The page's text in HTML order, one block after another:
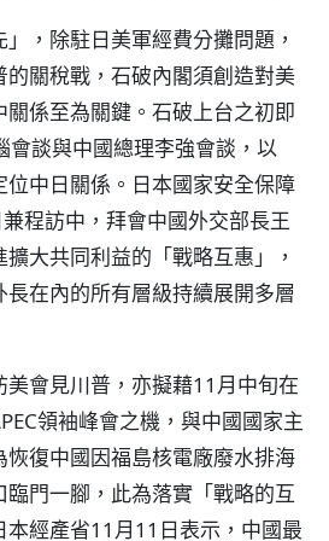
，除駐日美軍經費分攤問題，
的關稅戰，石破內閣須創造對美
係至為關鍵。石破上台之初即
會談與中國總理李強會談，以
位中日關係。日本國家安全保障
程訪中，拜會中國外交部長王
大共同利益的「戰略互惠」，
在內的所有層級持續展開多層
會見川普，亦擬藉11月中旬在
領袖峰會之機，與中國國家主
復中國因福島核電廠廢水排海
門一腳，此為落實「戰略的互
本經產省11月11日表示，中國最